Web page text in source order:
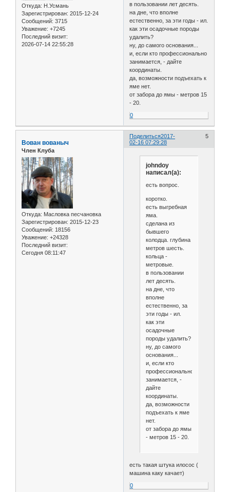
Откуда: Н.Усмань
Зарегистрирован: 2015-12-24
Сообщений: 3715
Уважение: +7245
Последний визит:
2026-07-14 22:55:28
в пользовании лет десять.
на дне, что вполне
естественно, за эти годы - ил.
как эти осадочные породы
удалить?
ну, до самого основания...
и, если кто профессионально
занимается, - дайте
координаты.
да, возможности подъехать к
яме нет.
от забора до ямы - метров 15
- 20.
0
Поделиться 5
2017-
02-16 07:29:28
Вован вованыч
Член Клуба
Откуда: Масловка песчановка
Зарегистрирован: 2015-12-23
Сообщений: 18156
Уважение: +24328
Последний визит:
Сегодня 08:11:47
johndoy
написал(а):
есть вопрос.
коротко.
есть выгребная
яма.
сделана из
бывшего
колодца. глубина
метров шесть.
кольца -
метровые.
в пользовании
лет десять.
на дне, что
вполне
естественно, за
эти годы - ил.
как эти
осадочные
породы удалить?
ну, до самого
основания...
и, если кто
профессионально
занимается, -
дайте
координаты.
да, возможности
подъехать к яме
нет.
от забора до ямы
- метров 15 - 20.
есть такая штука илосос (
машина каку качает)
0